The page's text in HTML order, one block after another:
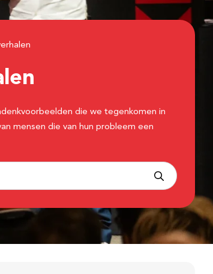
die we tegenkomen in
mensen die van hun probleem een